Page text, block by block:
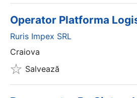
Operator Platforma
Ruris Impex SRL
Craiova
Salvează